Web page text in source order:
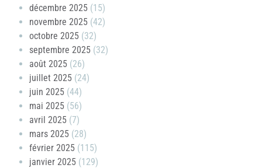
décembre 2025 (15)
novembre 2025 (42)
octobre 2025 (32)
septembre 2025 (32)
août 2025 (26)
juillet 2025 (24)
juin 2025 (44)
mai 2025 (56)
avril 2025 (7)
mars 2025 (28)
février 2025 (115)
janvier 2025 (129)